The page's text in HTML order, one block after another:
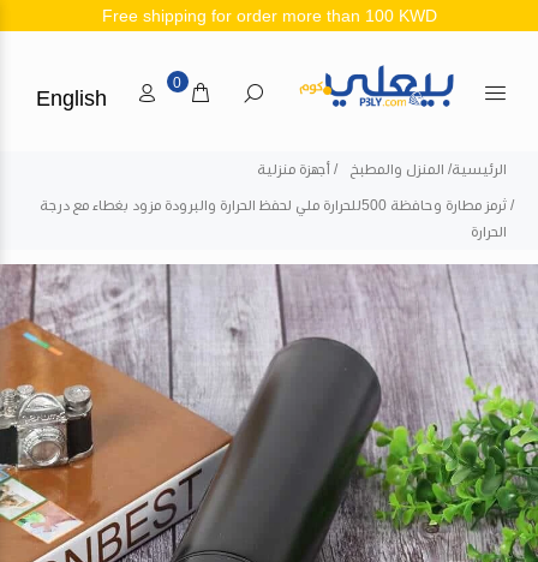
Free shipping for order more than 100 KWD
0
English
الرئيسية المنزل والمطبخ أجهزة منزلية
ثرمز مطارة وحافظة 500للحرارة ملي لحفظ الحرارة والبرودة مزود بغطاء مع درجة
الحرارة